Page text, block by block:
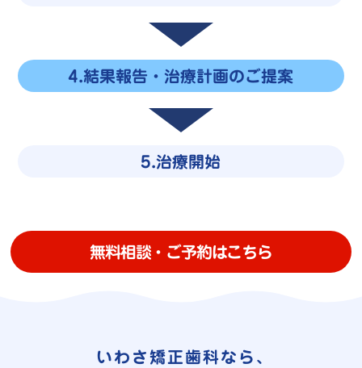
4.結果報告・治療計画のご提案
5.治療開始
無料相談・ご予約はこちら
いわさ矯正歯科なら､